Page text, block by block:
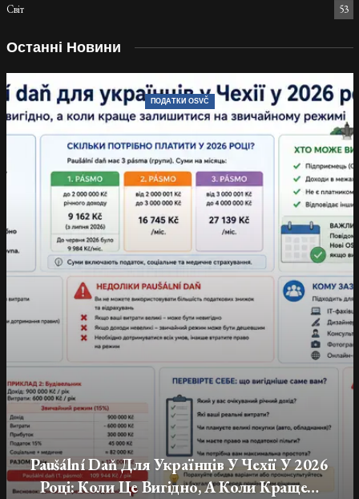
Світ 53
Останні Новини
ПОДАТКИ OSVČ
Податки, Соціальне Та Медичне
Страхування Для Українців-Підприємців У
Чехії